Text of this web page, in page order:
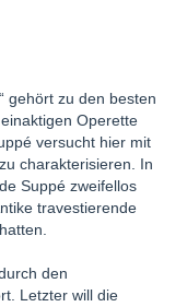
gehört zu den besten
Operette
versucht hier mit
charakterisieren. In
Suppé zweifellos
travestierende
den
Letzter will die